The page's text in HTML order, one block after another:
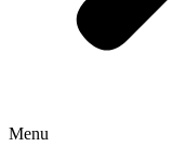
Menu